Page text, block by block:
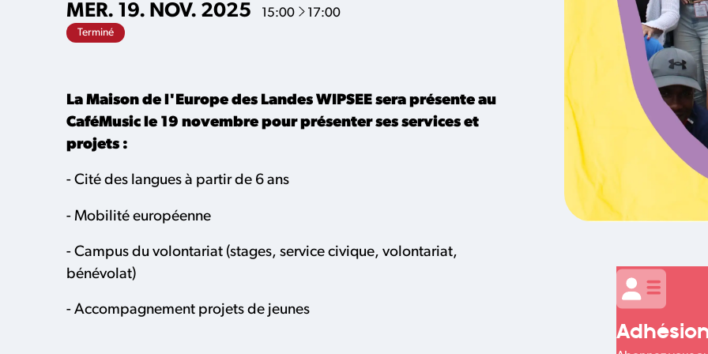
MER. 19. NOV. 2025 15:00 À
17:00
Terminé
La Maison de l'Europe des Landes WIPSEE sera présente au
CaféMusic le 19 novembre pour présenter ses services et
projets :
- Cité des langues à partir de 6 ans
- Mobilité européenne
- Campus du volontariat (stages, service civique, volontariat,
bénévolat)
- Accompagnement projets de jeunes